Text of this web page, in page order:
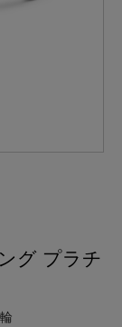
グ プラチ